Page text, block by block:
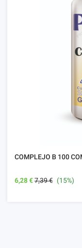
COMPLEJO B 100
6,28 €7,39 € (15%)